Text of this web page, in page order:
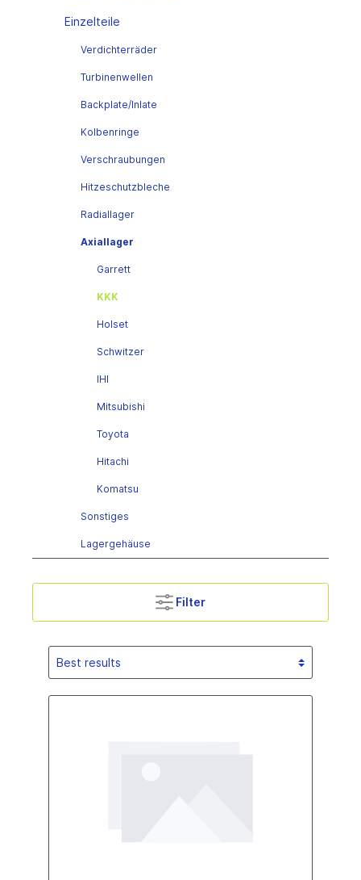
Einzelteile
Verdichterräder
Turbinenwellen
Backplate/Inlate
Kolbenringe
Verschraubungen
Hitzeschutzbleche
Radiallager
Axiallager
Garrett
KKK
Holset
Schwitzer
IHI
Mitsubishi
Toyota
Hitachi
Komatsu
Sonstiges
Lagergehäuse
Filter